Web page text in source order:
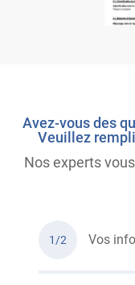
Avez-vous des
Veuillez
Nos experts
1/2 Vos